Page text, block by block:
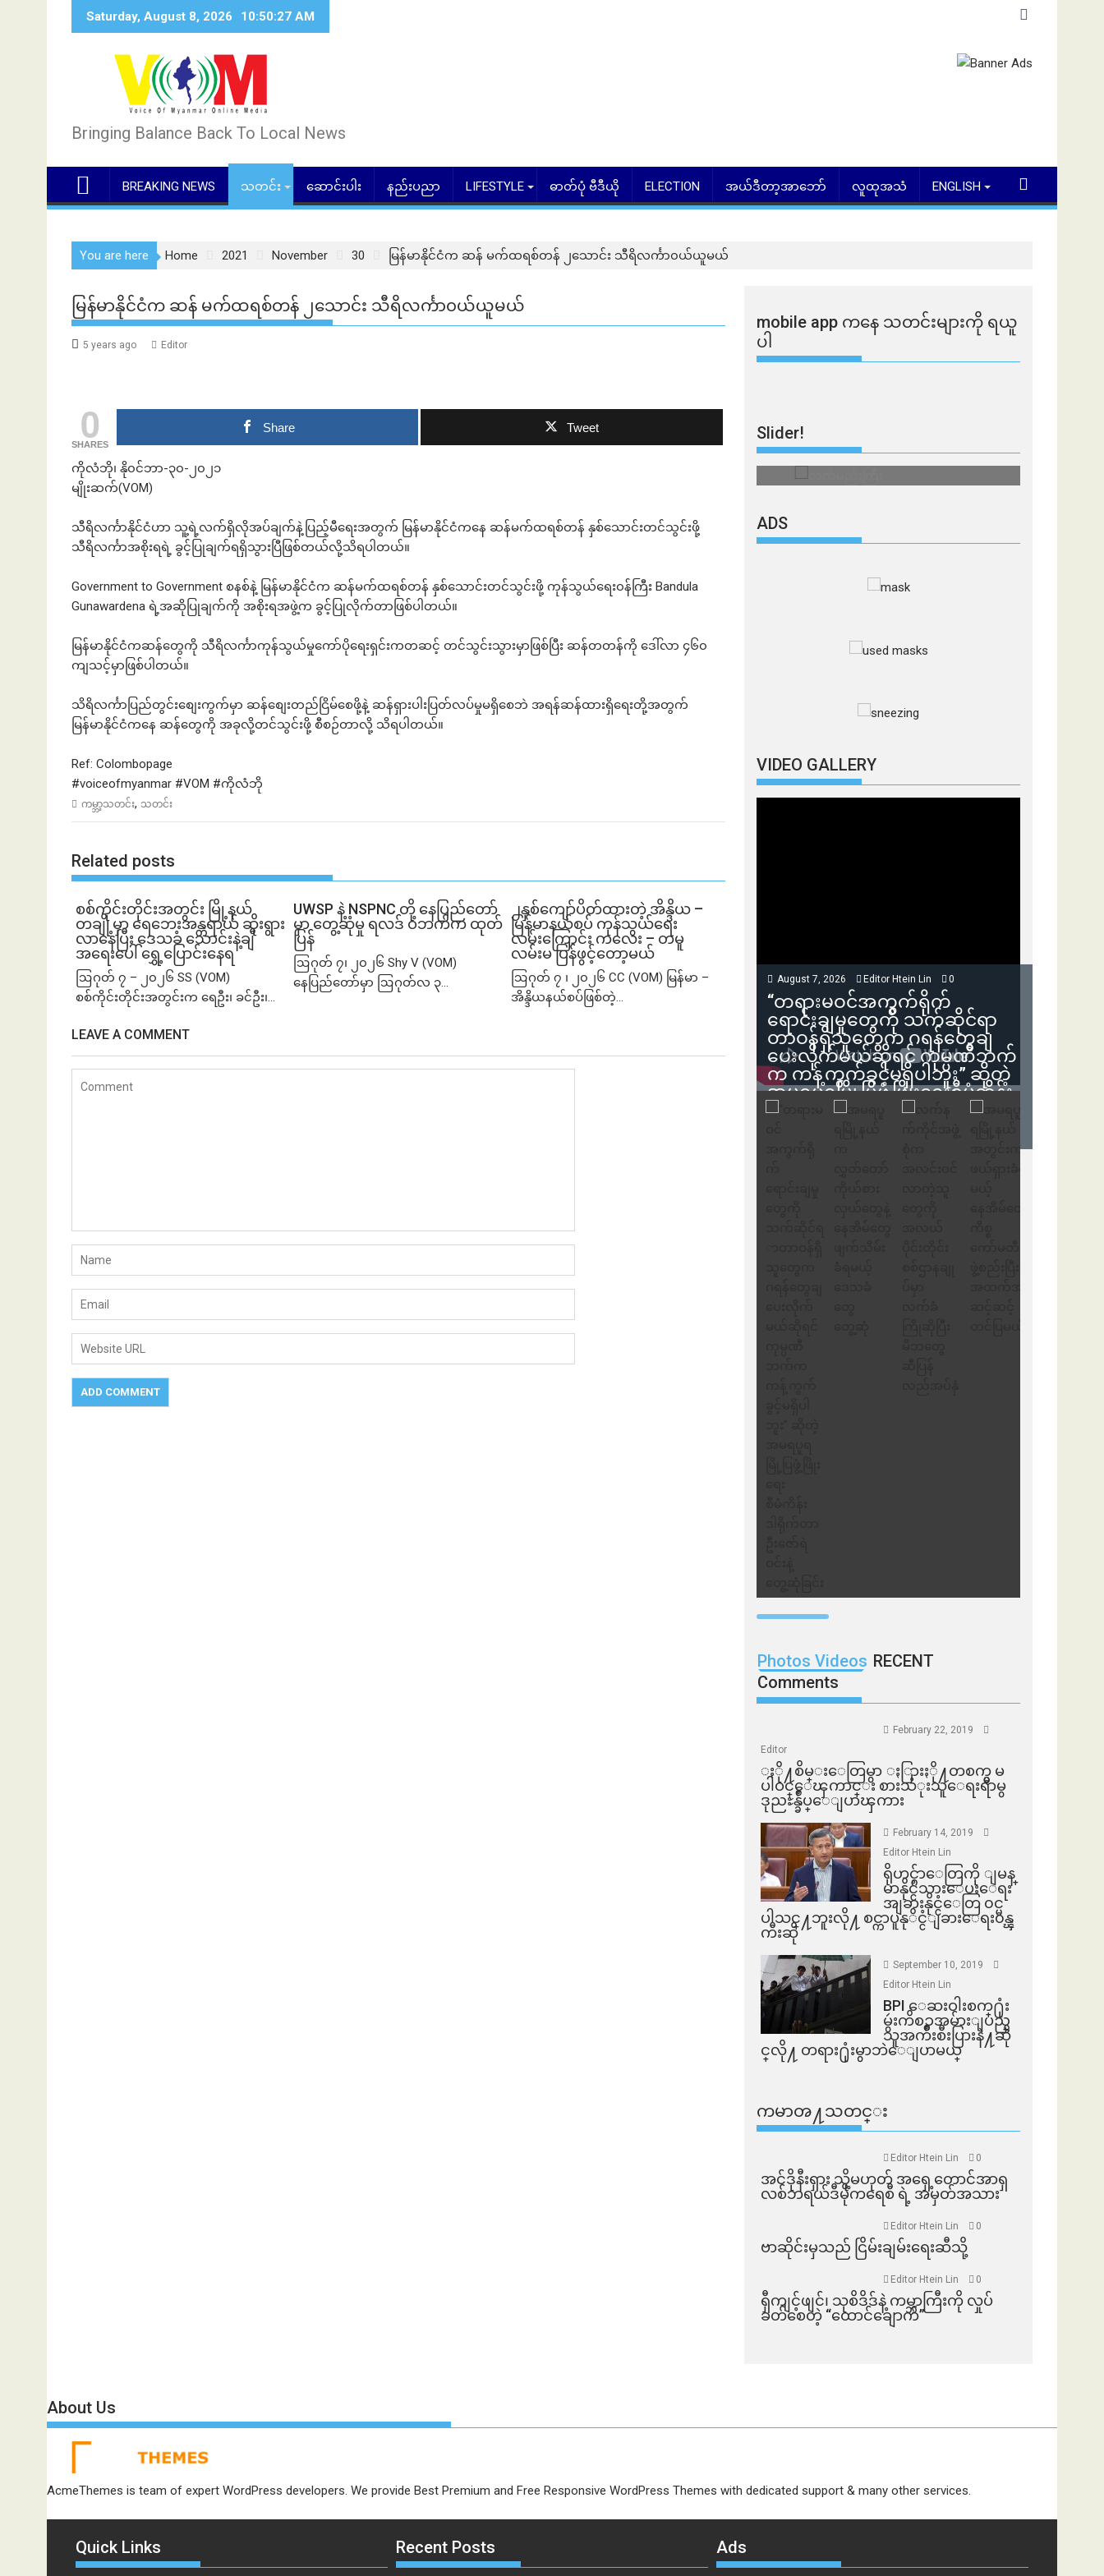
Saturday, August 8, 2026 10:50:27 AM
Bringing Balance Back To Local News
BREAKING NEWS သတင်း ဆောင်းပါး နည်းပညာ LIFESTYLE ဓာတ်ပုံ ဗီဒီယို ELECTION အယ်ဒီတာ့အာဘော် လူထုအသံ ENGLISH
You are here Home 2021 November 30 မြန်မာနိုင်ငံက ဆန် မက်ထရစ်တန် ၂သောင်း သီရိလင်္ကာ၀ယ်ယူမယ်
မြန်မာနိုင်ငံက ဆန် မက်ထရစ်တန် ၂သောင်း သီရိလင်္ကာ၀ယ်ယူမယ်
5 years ago Editor
0
SHARES
Share Tweet
ကိုလံဘို၊ နို၀င်ဘာ-၃၀-၂၀၂၁
မျိုးဆက်(VOM)
သီရိလင်္ကာနိုင်ငံဟာ သူ့ရဲ့လက်ရှိလိုအပ်ချက်နဲ့ပြည့်မီရေးအတွက် မြန်မာနိုင်ငံကနေ ဆန်မက်ထရစ်တန် နှစ်သောင်းတင်သွင်းဖို့
သီရိလင်္ကာအစိုးရရဲ့ ခွင့်ပြုချက်ရရှိသွားပြီဖြစ်တယ်လို့သိရပါတယ်။
Government to Government စနစ်နဲ့ မြန်မာနိုင်ငံက ဆန်မက်ထရစ်တန် နှစ်သောင်းတင်သွင်းဖို့ ကုန်သွယ်ရေး၀န်ကြီး Bandula
Gunawardena ရဲ့အဆိုပြုချက်ကို အစိုးရအဖွဲ့က ခွင့်ပြုလိုက်တာဖြစ်ပါတယ်။
မြန်မာနိုင်ငံကဆန်တွေကို သီရိလင်္ကာကုန်သွယ်မှုကော်ပိုရေးရှင်းကတဆင့် တင်သွင်းသွားမှာဖြစ်ပြီး ဆန်တတန်ကို ဒေါ်လာ ၄၆၀
ကျသင့်မှာဖြစ်ပါတယ်။
သိရိလင်္ကာပြည်တွင်းစျေးကွက်မှာ ဆန်စျေးတည်ငြိမ်စေဖို့နဲ့ ဆန်ရှားပါးပြတ်လပ်မှုမရှိစေဘဲ အရန်ဆန်ထားရှိရေးတို့အတွက်
မြန်မာနိုင်ငံကနေ ဆန်တွေကို အခုလို့တင်သွင်းဖို့ စီစဉ်တာလို့ သိရပါတယ်။
Ref: Colombopage
#voiceofmyanmar #VOM #ကိုလံဘို
ကမ္ဘာ့သတင်း, သတင်း
Related posts
စစ်ကိုင်းတိုင်းအတွင်း မြို့နယ်
တချို့မှာ ရေဘေးအန္တရာယ် ဆိုးရွား
လာနေပြီး ဒေသခံ သောင်းနဲ့ချီ
အရေးပေါ် ရွှေ့ပြောင်းနေရ
ဩဂုတ် ၇ – ၂၀၂၆ SS (VOM)
စစ်ကိုင်းတိုင်းအတွင်းက ရေဦး၊ ခင်ဦး၊...
UWSP နဲ့ NSPNC တို့ နေပြည်တော်
မှာ တွေ့ဆုံမှု ရလဒ် ဝဘက်က ထုတ်
ပြန်
ဩဂုတ် ၇၊ ၂၀၂၆ Shy V (VOM)
နေပြည်တော်မှာ ဩဂုတ်လ ၃...
၂နှစ်​ကျော်ပိတ်ထားတဲ့ အိန္ဒိယ –
မြန်မာနယ်စပ် ကုန်သွယ်ရေး
လမ်းကြောင်း ကလေး – တမူ
လမ်းမ ပြန်ဖွင့်တော့မယ်
ဩဂုတ် ၇ ၊ ၂၀၂၆ CC (VOM) မြန်မာ –
အိန္ဒိယနယ်စပ်ဖြစ်တဲ့...
LEAVE A COMMENT
mobile app ​​ကနေ ​​သတင်းများကို ရယူ
ပါ
Slider!
ဘဏ်နဲ့အကြွေး ဘာလျှော့မလဲ လက်မည်းကြီး
ADS
VIDEO GALLERY
August 7, 2026 Editor Htein Lin 0
“တရားမဝင်အကွက်ရိုက်
ရောင်းချမှုတွေကို သက်ဆိုင်ရာ
တာဝန်ရှိသူတွေက ဂရန်တွေချ
ပေးလိုက်မယ်ဆိုရင် ကုမ္ပဏီဘက်
က ကန့်ကွက်ခွင့်မရှိပါဘူး” ဆိုတဲ့
အမရပူရမြို့ပြဖွံ့ဖြိုးရေးစီမံကိန်း
ဒါရိုက်တာ ဦးဇော်ရဲဝင်းနဲ့ တွေ့ဆုံ
Photos Videos RECENT
Comments
February 22, 2019
Editor
ႏို႔စိမ္းေတြမွာ ႏြားႏို႔တစက္မွ မ
ပါဝင္ေၾကာင္း စားသံုးသူေရးရာမွ
ဒုညႊန္ခ်ဳပ္ေျပာၾကား
February 14, 2019
Editor Htein Lin
ရိုဟင္ဂ်ာေတြကို ျမန္
မာနိုင္ငံသားေပးေရး
အျခားနိုင္ငံေတြ ၀င္မ
ပါသင္႔ဘူးလို႔ စင္ကာပူနုိင္ငံျခားေရး၀န္ၾ
ကီးဆို
September 10, 2019
Editor Htein Lin
BPI ​ေဆးဝါးစက္​႐ုံး
မွဴးကိစၥအမ်ားျပည္​
သူအက်ိဳးစီးပြားနဲ႔ဆို
င္​လို႔ တရား႐ုံးမွာဘဲေျပာမယ္​
ကမာၻ႔သတင္း
Editor Htein Lin 0
အင်ဒိုနီးရှား သို့မဟုတ် အရှေ့တောင်အာရှ
လစ်ဘရယ်ဒီမိုကရေစီ ရဲ့ အမှတ်အသား
Editor Htein Lin 0
ဗာဆိုင်းမှသည် ငြိမ်းချမ်းရေးဆီသို့
Editor Htein Lin 0
ရှီကျင့်ဖျင်၊ သုစိဒိဒ်နဲ့ ကမ္ဘာကြီးကို လှုပ်
ခတ်စေတဲ့ “ထောင်ချောက်”
About Us
AcmeThemes is team of expert WordPress developers. We provide Best Premium and Free Responsive WordPress Themes with dedicated support & many other services.
Quick Links Recent Posts Ads